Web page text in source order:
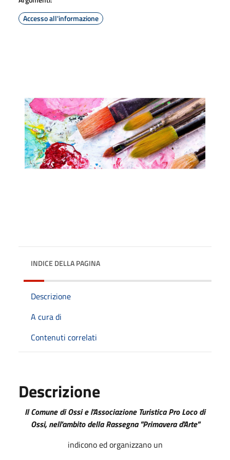
Accesso all'informazione
INDICE DELLA PAGINA
Descrizione
A cura di
Contenuti correlati
Descrizione
Il Comune di Ossi e l'Associazione Turistica Pro Loco di
Ossi, nell'ambito della Rassegna "Primavera d'Arte"
indicono ed organizzano un